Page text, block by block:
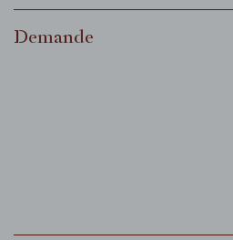
Demande